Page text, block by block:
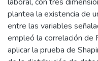
plantea la existencia de
entre las variables
empleó la correlación de
aplicar la prueba de